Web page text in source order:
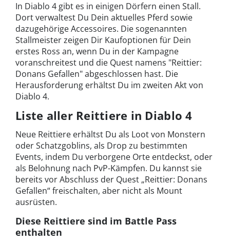
In Diablo 4 gibt es in einigen Dörfern einen Stall.
Dort verwaltest Du Dein aktuelles Pferd sowie
dazugehörige Accessoires. Die sogenannten
Stallmeister zeigen Dir Kaufoptionen für Dein
erstes Ross an, wenn Du in der Kampagne
voranschreitest und die Quest namens "Reittier:
Donans Gefallen" abgeschlossen hast. Die
Herausforderung erhältst Du im zweiten Akt von
Diablo 4.
Liste aller Reittiere in Diablo 4
Neue Reittiere erhältst Du als Loot von Monstern
oder Schatzgoblins, als Drop zu bestimmten
Events, indem Du verborgene Orte entdeckst, oder
als Belohnung nach PvP-Kämpfen. Du kannst sie
bereits vor Abschluss der Quest „Reittier: Donans
Gefallen“ freischalten, aber nicht als Mount
ausrüsten.
Diese Reittiere sind im Battle Pass
enthalten